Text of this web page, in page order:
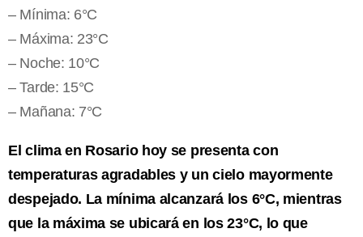
– Mínima: 6°C
– Máxima: 23°C
– Noche: 10°C
– Tarde: 15°C
– Mañana: 7°C
El clima en Rosario hoy se presenta con
temperaturas agradables y un cielo mayormente
despejado. La mínima alcanzará los 6°C, mientras
que la máxima se ubicará en los 23°C, lo que